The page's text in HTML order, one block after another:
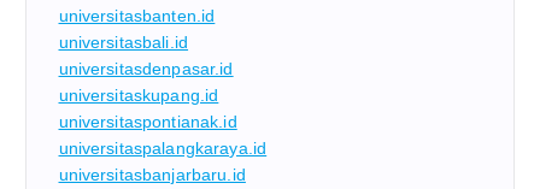
universitasbanten.id
universitasbali.id
universitasdenpasar.id
universitaskupang.id
universitaspontianak.id
universitaspalangkaraya.id
universitasbanjarbaru.id